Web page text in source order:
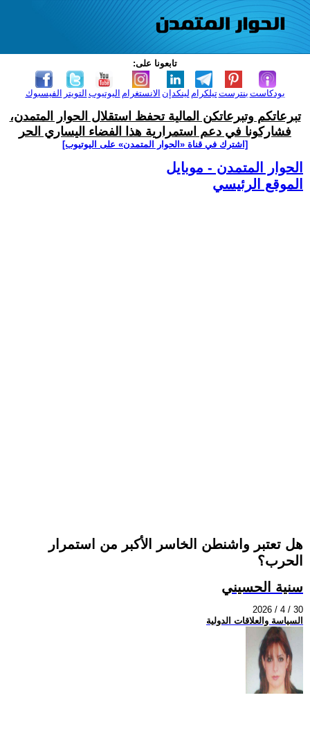
تابعونا على:
الفيسبوك التويتر اليوتيوب الانستغرام لينكدإن تيلكرامبنترست بودكاست
تبرعاتكم وتبرعاتكن المالية تحفظ استقلال الحوار المتمدن،
فشاركونا في دعم استمرارية هذا الفضاء اليساري الحر
[اشترك في قناة ‫«الحوار المتمدن» على اليوتيوب]
الحوار المتمدن - موبايل
الموقع الرئيسي
هل تعتبر واشنطن الخاسر الأكبر من استمرار
الحرب؟
سنية الحسيني
2026 / 4 / 30
السياسة والعلاقات الدولية